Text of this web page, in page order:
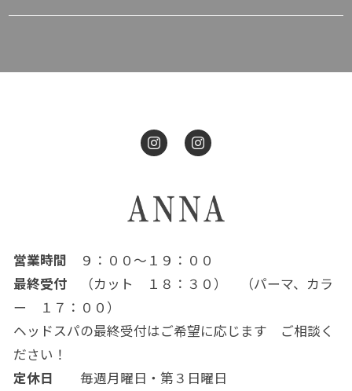
営業時間 ９：００～１９：００
最終受付（カット １８：３０） （パーマ、カラ
ー １７：００）
ヘッドスパの最終受付はご希望に応じます ご相談く
ださい！
定休日 毎週月曜日・第３日曜日